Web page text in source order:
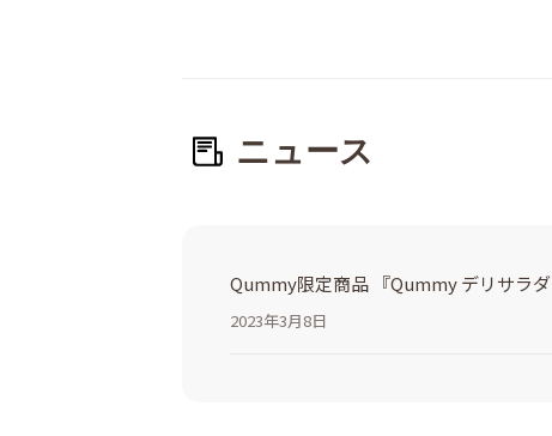
ニュース
Qummy限定商品 『Qummy デリサラ
2023年3月8日